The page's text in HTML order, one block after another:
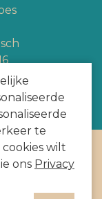
te
cookies wilt
ons Privacy
voorbehouden